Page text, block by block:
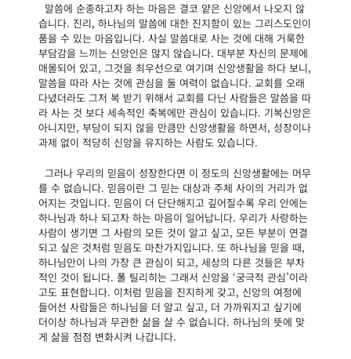
말씀에 순종하고자 하는 마음은 결코 얕은 신앙에서 나오지 않
습니다. 진리, 하나님의 말씀에 대한 진지함이 있는 그리스도인이
품을 수 있는 마음입니다. 사실 말씀대로 사는 것에 대해 거룩한
부담감을 느끼는 신앙인은 많지 않습니다. 대부분 자신의 문제에
매몰되어 있고, 그것을 최우선으로 여기며 신앙생활을 하다 보니,
말씀을 따라 사는 것에 관심을 둘 여력이 없습니다. 교회를 오래
다녔더라도 그저 복 받기 위해서 교회를 다닌 사람들은 말씀을 따
라 사는 것 보다 세속적인 축복에만 관심이 있습니다. 기복신앙은
아니지만, 부담이 되지 않을 만큼만 신앙생활을 하면서, 성장이나
과제 없이 적당히 신앙을 유지하는 사람도 있습니다.
그러나 우리의 믿음이 성장한다면 이 정도의 신앙생활에는 머무
를 수 없습니다. 믿음이란 그 믿는 대상과 주체 사이의 거리가 없
어지는 것입니다. 믿음이 더 단단해지고 깊어질수록 우리 안에는
하나님과 하나 되고자 하는 마음이 일어납니다. 우리가 사랑하는
사람이 생기면 그 사람의 모든 것이 알고 싶고, 모든 부분이 연결
되고 싶은 것처럼 믿음도 마찬가지입니다. 또 하나님을 믿을 때,
하나님만이 나의 가장 큰 관심이 되고, 세상의 다른 것들은 부차
적인 것이 됩니다. 폴 틸리히는 그래서 신앙을 ‘궁극적 관심’이라
고도 표현합니다. 이처럼 믿음을 진지하게 갖고, 신앙의 여정에
들어선 사람들은 하나님을 더 알고 싶고, 더 가까워지고 싶기에
더이상 하나님과 무관한 삶을 살 수 없습니다. 하나님의 뜻에 맞
게 삶을 점점 변화시켜 나갑니다.